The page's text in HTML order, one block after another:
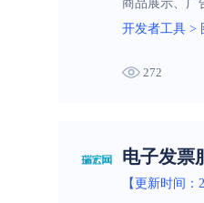
商品展示、广
开发者工具 >
272
电子发票
【更新时间：